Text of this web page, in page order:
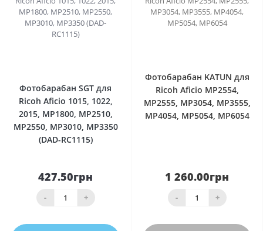
Фотобарабан SGT для
Ricoh Aficio 1015, 1022,
2015, MP1800, MP2510,
MP2550, MP3010, MP3350
(DAD-RC1115)
427.50грн
- +
Фотобарабан KATUN для
Ricoh Aficio MP2554,
MP2555, MP3054, MP3555,
MP4054, MP5054, MP6054
1 260.00грн
- +